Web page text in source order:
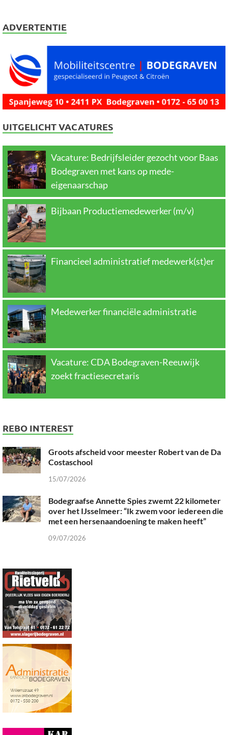
ADVERTENTIE
UITGELICHT VACATURES
Vacature: Bedrijfsleider gezocht voor Baas
Bodegraven met kans op mede-
eigenaarschap
Bijbaan Productiemedewerker (m/v)
Financieel administratief medewerk(st)er
Medewerker financiële administratie
Vacature: CDA Bodegraven-Reeuwijk
zoekt fractiesecretaris
REBO INTEREST
Groots afscheid voor meester Robert van de Da
Costaschool
15/07/2026
Bodegraafse Annette Spies zwemt 22 kilometer
over het IJsselmeer: “Ik zwem voor iedereen die
met een hersenaandoening te maken heeft”
09/07/2026